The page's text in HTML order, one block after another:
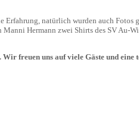
natürlich wurden auch Fotos
Hermann zwei Shirts des SV Au-
freuen uns auf viele Gäste und eine